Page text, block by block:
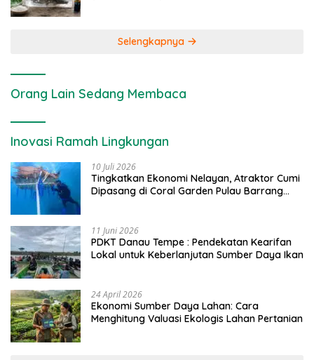
Selengkapnya
Orang Lain Sedang Membaca
Inovasi Ramah Lingkungan
10 Juli 2026
Tingkatkan Ekonomi Nelayan, Atraktor Cumi
Dipasang di Coral Garden Pulau Barrang
11 Juni 2026
PDKT Danau Tempe : Pendekatan Kearifan
Lokal untuk Keberlanjutan Sumber Daya Ikan
24 April 2026
Ekonomi Sumber Daya Lahan: Cara
Menghitung Valuasi Ekologis Lahan Pertanian